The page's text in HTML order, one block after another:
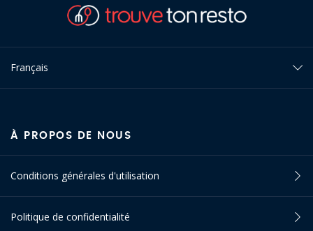
Français
À PROPOS DE NOUS
Conditions générales d'utilisation
Politique de confidentialité